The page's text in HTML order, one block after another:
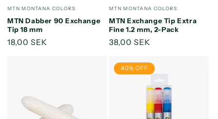
Forhandler:
MTN MONTANA COLORS
MTN Dabber 90 Exchange
Tip 18 mm
Normalpris
18,00 SEK
Title
Title
Forhandler:
MTN MONTANA COLORS
MTN Exchange Tip Extra
Fine 1.2 mm, 2-Pack
Normalpris
38,00 SEK
Title
Title
40% OFF